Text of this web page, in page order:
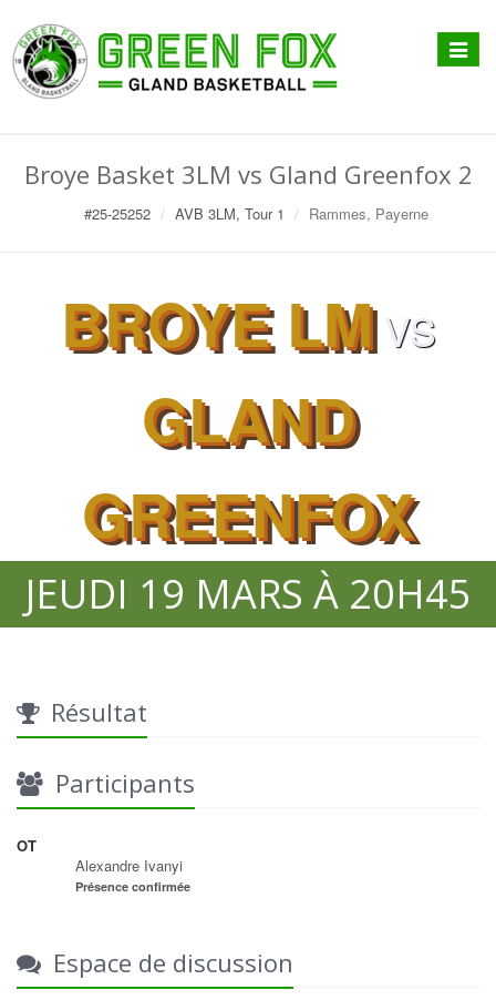
Afficher
menu
Broye Basket 3LM vs Gland Greenfox 2
#25-25252 AVB 3LM, Tour 1 Rammes, Payerne
BROYE LM VS
GLAND
GREENFOX
JEUDI 19 MARS À 20H45
Résultat
Participants
OT
Alexandre Ivanyi
Présence confirmée
Espace de discussion